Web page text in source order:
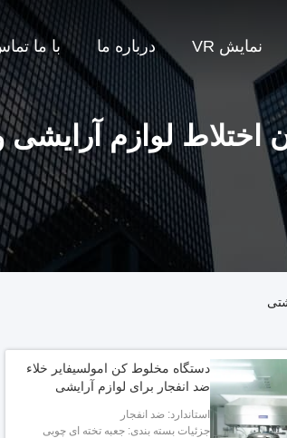
نمایش VR درباره ما با ما
اختلاط لوازم آرایشی
دستگاه مخلوط کن امولسیفایر خلاء
ضد انفجار برای لوازم آرایشی
استاندارد: ضد انفجار
جزئیات بسته بندی: جعبه تخته ای چوبی